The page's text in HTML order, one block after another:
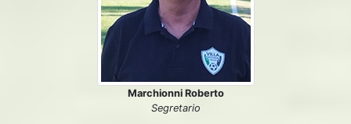
Marchionni Roberto
Segretario